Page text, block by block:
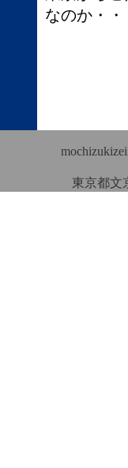
なのか・
東京都文